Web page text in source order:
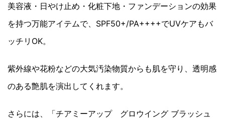
美容液・日やけ止め・化粧下地・ファンデーションの効果
を持つ万能アイテムで、SPF50+/PA++++でUVケアもバ
ッチリOK。
紫外線や花粉などの大気汚染物質からも肌を守り、透明感
のある艶肌を演出してくれます。
さらには、「チアミーアップ グロウイング ブラッシュ